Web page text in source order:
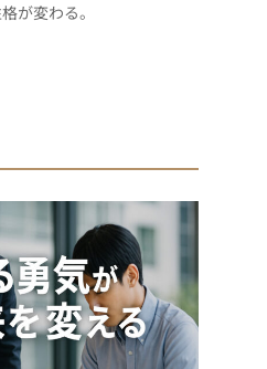
が変わる。